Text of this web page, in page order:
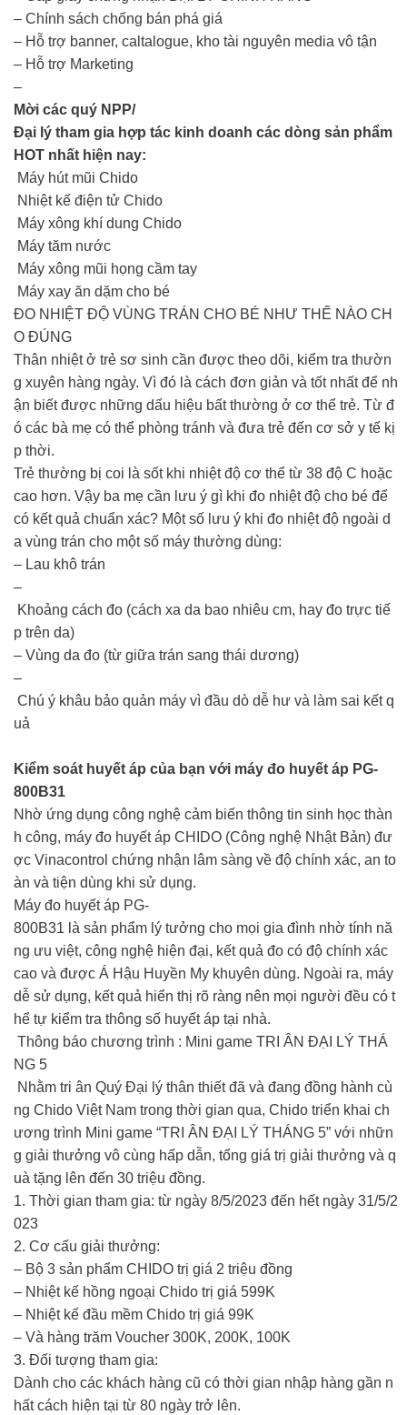
– Chính sách chống bán phá giá
– Hỗ trợ banner, caltalogue, kho tài nguyên media vô tận
– Hỗ trợ Marketing
–
Mời các quý NPP/
Đại lý tham gia hợp tác kinh doanh các dòng sản phẩm
HOT nhất hiện nay:
Máy hút mũi Chido
Nhiệt kế điện tử Chido
Máy xông khí dung Chido
Máy tăm nước
Máy xông mũi họng cầm tay
Máy xay ăn dặm cho bé
ĐO NHIỆT ĐỘ VÙNG TRÁN CHO BÉ NHƯ THẾ NÀO CH
O ĐÚNG
Thân nhiệt ở trẻ sơ sinh cần được theo dõi, kiểm tra thườn
g xuyên hàng ngày. Vì đó là cách đơn giản và tốt nhất để nh
ận biết được những dấu hiệu bất thường ở cơ thể trẻ. Từ đ
ó các bà mẹ có thể phòng tránh và đưa trẻ đến cơ sở y tế kị
p thời.
Trẻ thường bị coi là sốt khi nhiệt độ cơ thể từ 38 độ C hoặc
cao hơn. Vậy ba mẹ cần lưu ý gì khi đo nhiệt độ cho bé để
có kết quả chuẩn xác? Một số lưu ý khi đo nhiệt độ ngoài d
a vùng trán cho một số máy thường dùng:
– Lau khô trán
–
Khoảng cách đo (cách xa da bao nhiêu cm, hay đo trực tiế
p trên da)
– Vùng da đo (từ giữa trán sang thái dương)
–
Chú ý khâu bảo quản máy vì đầu dò dễ hư và làm sai kết q
uả
Kiểm soát huyết áp của bạn với máy đo huyết áp PG-
800B31
Nhờ ứng dụng công nghệ cảm biến thông tin sinh học thàn
h công, máy đo huyết áp CHIDO (Công nghệ Nhật Bản) đư
ợc Vinacontrol chứng nhận lâm sàng về độ chính xác, an to
àn và tiện dùng khi sử dụng.
Máy đo huyết áp PG-
800B31 là sản phẩm lý tưởng cho mọi gia đình nhờ tính nă
ng ưu việt, công nghệ hiện đại, kết quả đo có độ chính xác
cao và được Á Hậu Huyền My khuyên dùng. Ngoài ra, máy
dễ sử dụng, kết quả hiển thị rõ ràng nên mọi người đều có t
hể tự kiểm tra thông số huyết áp tại nhà.
Thông báo chương trình : Mini game TRI ÂN ĐẠI LÝ THÁ
NG 5
Nhằm tri ân Quý Đại lý thân thiết đã và đang đồng hành cù
ng Chido Việt Nam trong thời gian qua, Chido triển khai ch
ương trình Mini game “TRI ÂN ĐẠI LÝ THÁNG 5” với nhữn
g giải thưởng vô cùng hấp dẫn, tổng giá trị giải thưởng và q
uà tặng lên đến 30 triệu đồng.
1. Thời gian tham gia: từ ngày 8/5/2023 đến hết ngày 31/5/2
023
2. Cơ cấu giải thưởng:
– Bộ 3 sản phẩm CHIDO trị giá 2 triệu đồng
– Nhiệt kế hồng ngoại Chido trị giá 599K
– Nhiệt kế đầu mềm Chido trị giá 99K
– Và hàng trăm Voucher 300K, 200K, 100K
3. Đối tượng tham gia:
Dành cho các khách hàng cũ có thời gian nhập hàng gần n
hất cách hiện tại từ 80 ngày trở lên.